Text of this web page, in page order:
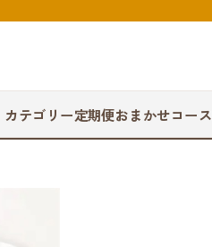
カテゴリー定期便おまかせコース